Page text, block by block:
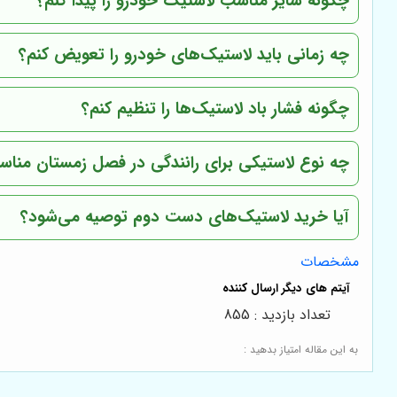
چه زمانی باید لاستیک‌های خودرو را تعویض کنم؟
چگونه فشار باد لاستیک‌ها را تنظیم کنم؟
چه نوع لاستیکی برای رانندگی در فصل زمستان
آیا خرید لاستیک‌های دست دوم توصیه می‌شود؟
مشخصات
به این مقاله امتیاز بدهید :
تعداد بازدید : 855